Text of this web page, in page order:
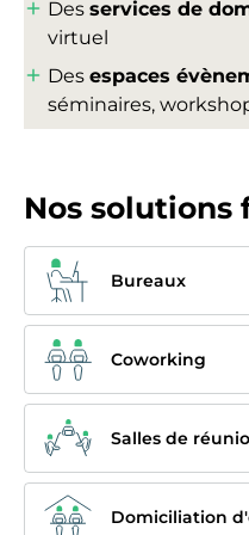
Des services de
virtuel
Des espaces
séminaires,
Nos solutions
Bureaux
Coworking
Salles de
Domiciliation